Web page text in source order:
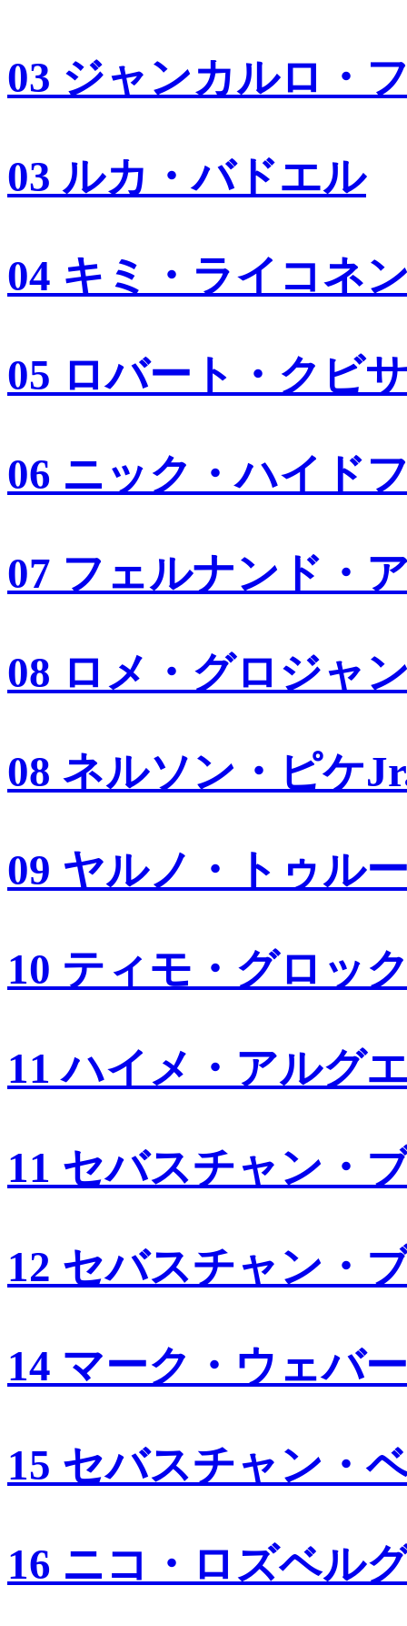
03 ジャンカルロ・
03 ルカ・バドエル
04 キミ・ライコネ
05 ロバート・クビ
06 ニック・ハイド
07 フェルナンド・
08 ロメ・グロジャ
08 ネルソン・ピケ
09 ヤルノ・トゥル
10 ティモ・グロッ
11 ハイメ・アルグ
11 セバスチャン・
12 セバスチャン・
14 マーク・ウェバー
15 セバスチャン・
16 ニコ・ロズベル